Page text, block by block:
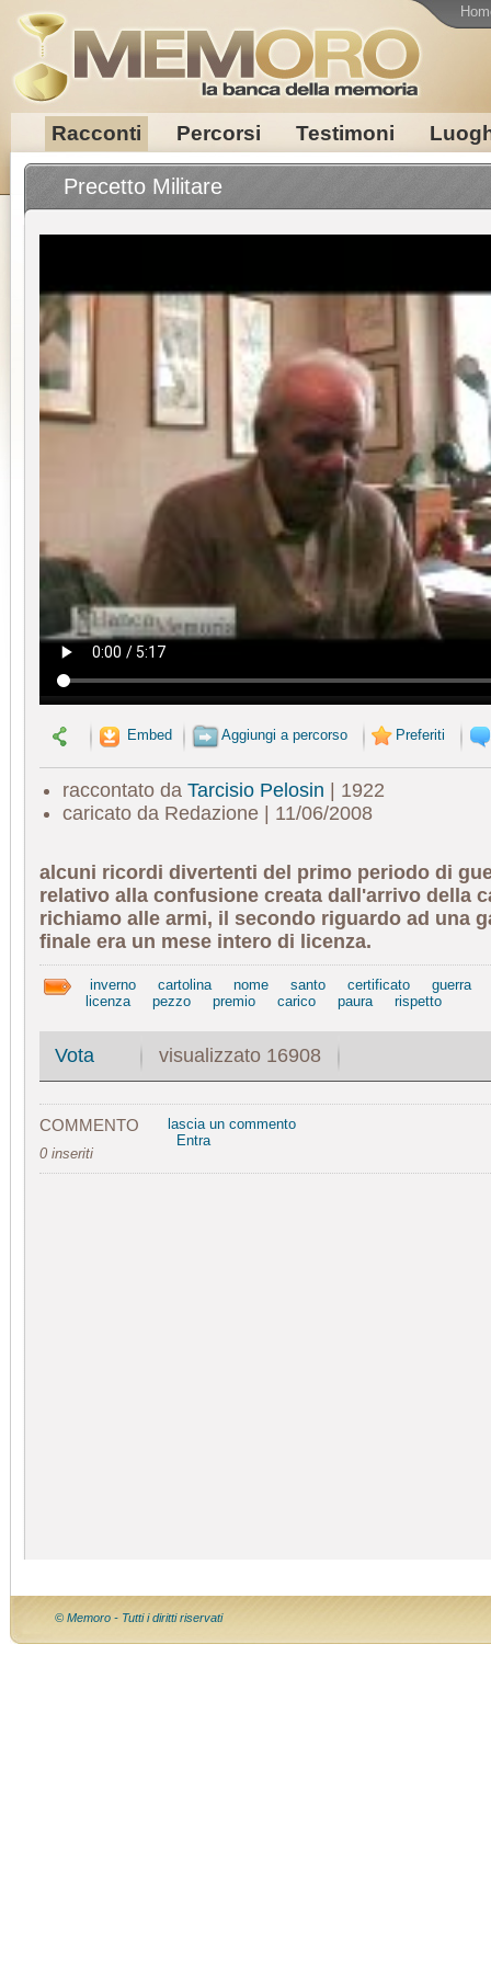
Racconti Percorsi Testimoni
Precetto Militare
Embed Aggiungi a percorso Preferiti
raccontato da Tarcisio Pelosin | 1922
caricato da Redazione | 11/06/2008
alcuni ricordi divertenti del primo periodo di
relativo alla confusione creata dall'arrivo della
richiamo alle armi, il secondo riguardo ad una
finale era un mese intero di licenza.
inverno cartolina nome santo certificato
guerra
licenza
pezzo premio carico paura rispetto
Vota visualizzato 16908
COMMENTO
0 inseriti
lascia un commento
Entra
© Memoro - Tutti i diritti riservati